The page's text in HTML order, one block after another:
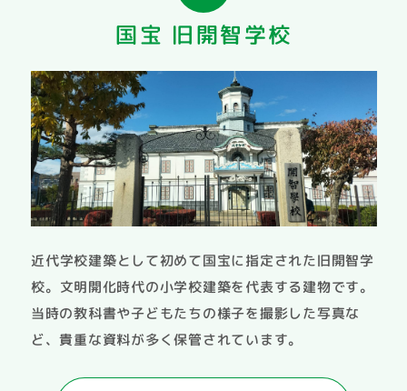
国宝 旧開智学校
近代学校建築として初めて国宝に指定された旧開智学
校。文明開化時代の小学校建築を代表する建物です。
当時の教科書や子どもたちの様子を撮影した写真な
ど、貴重な資料が多く保管されています。